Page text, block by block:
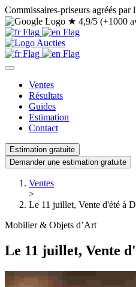
Commissaires-priseurs agréés
★ 4,9/5 (+1000
Ventes
Résultats
Guides
Estimation
Contact
Estimation gratuite
Demander une estimation gratuite
Ventes
>
Le 11 juillet, Vente d'été à
Mobilier & Objets d’Art
Le 11 juillet, Vente